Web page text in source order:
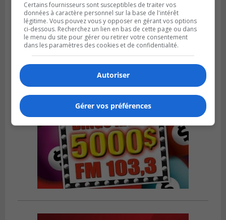
Publié le 6 juillet 2026 à 09h33
Longueuil conclue un contrat pour
valoriser des cendres d’incinération
Certains fournisseurs sont susceptibles de traiter vos
données à caractère personnel sur la base de l'intérêt
légitime. Vous pouvez vous y opposer en gérant vos options
ci-dessous. Recherchez un lien en bas de cette page ou dans
le menu du site pour gérer ou retirer votre consentement
dans les paramètres des cookies et de confidentialité.
Autoriser
Gérer vos préférences